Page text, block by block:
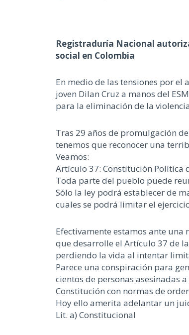
Registraduría Nacional
social en Colombia
En medio de las tensiones por
joven Dilan Cruz a manos del
para la eliminación de la
Tras 29 años de promulgación
tenemos que reconocer una
Veamos:
Artículo 37: Constitución Política
Toda parte del pueblo puede
Sólo la ley podrá establecer de
cuales se podrá limitar el
Efectivamente estamos ante
que desarrolle el Artículo 37 de
perdiendo la vida al intentar
Parece una conspiración para
cientos de personas asesinadas
Constitución con normas de
Hoy ello amerita adelantar un
Lit. a) Constitucional